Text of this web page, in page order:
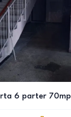
6 parter 70mp